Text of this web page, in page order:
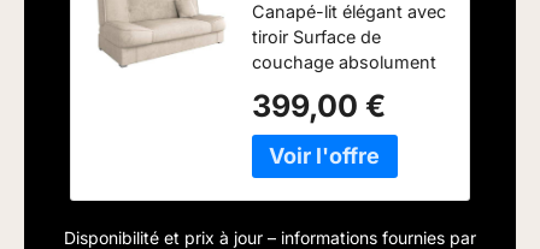
Coffre de lit,
Convertible,
rembourré,
Couleurs au Choix
Canapé-lit élégant avec
tiroir Surface de
couchage absolument
Pieds en plastique de
couleur argent Le
canapé n'est pas
du tissu "Wigofil" Les
399,00 €
Disponibilité et prix à jour – informations fournies par